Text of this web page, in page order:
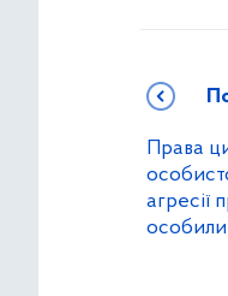
Права
агресії